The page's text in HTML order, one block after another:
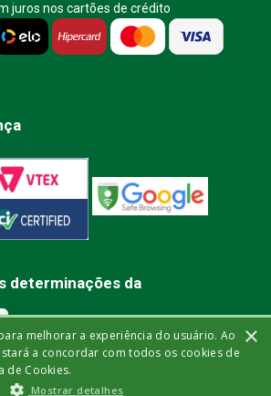
juros nos cartões de crédito
determinações da
Hospitalar Ltda | Rua Miguel de Frias, 150 -
×
melhorar a experiência do usuário. Ao
a concordar com todos os cookies de
de Cookies.
Mostrar detalhes